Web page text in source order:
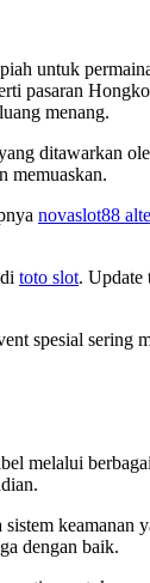
untuk
pasaran
menang.
ditawarkan
memuaskan.
novaslot88
toto slot. Update
spesial sering
melalui
keamanan
dengan baik.